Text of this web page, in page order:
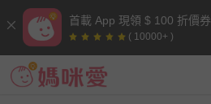
首載 App 現領 $ 100 折價券
( 10000+ )